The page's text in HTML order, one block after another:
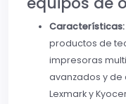
Características:
productos de
impresoras
avanzados y
Lexmark y